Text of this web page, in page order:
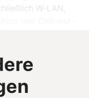
W-LAN,
und Chill-out-